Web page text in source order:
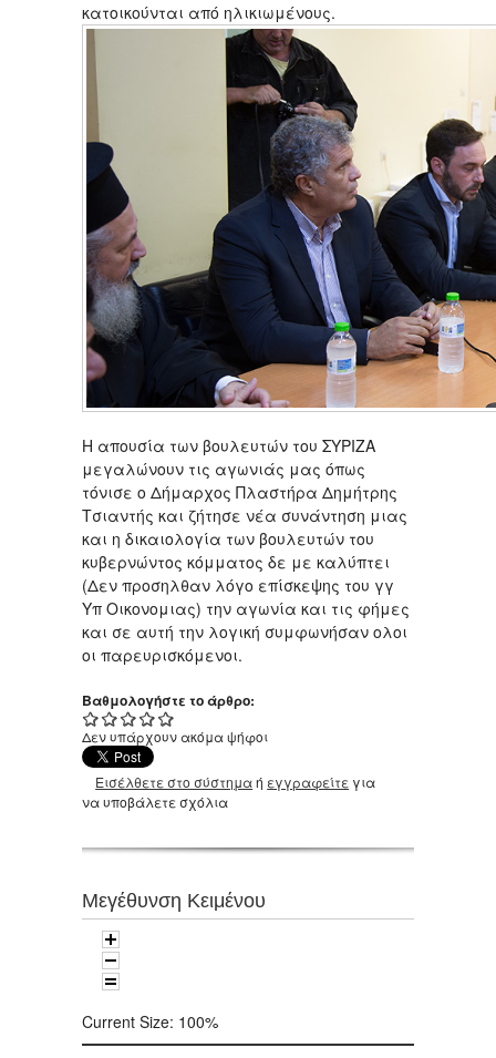
κατοικούνται από ηλικιωμένους.
Η απουσία των βουλευτών του ΣΥΡΙΖΑ
μεγαλώνουν τις αγωνιάς μας όπως
τόνισε ο Δήμαρχος Πλαστήρα Δημήτρης
Τσιαντής και ζήτησε νέα συνάντηση μιας
και η δικαιολογία των βουλευτών του
κυβερνώντος κόμματος δε με καλύπτει
(Δεν προσηλθαν λόγο επίσκεψης του γγ
Υπ Οικονομιας) την αγωνία και τις φήμες
και σε αυτή την λογική συμφωνήσαν ολοι
οι παρευρισκόμενοι.
Βαθμολογήστε το άρθρο:
Δεν υπάρχουν ακόμα ψήφοι
Εισέλθετε στο σύστημαή εγγραφείτε για
να υποβάλετε σχόλια
Μεγέθυνση Κειμένου
Current Size: 100%